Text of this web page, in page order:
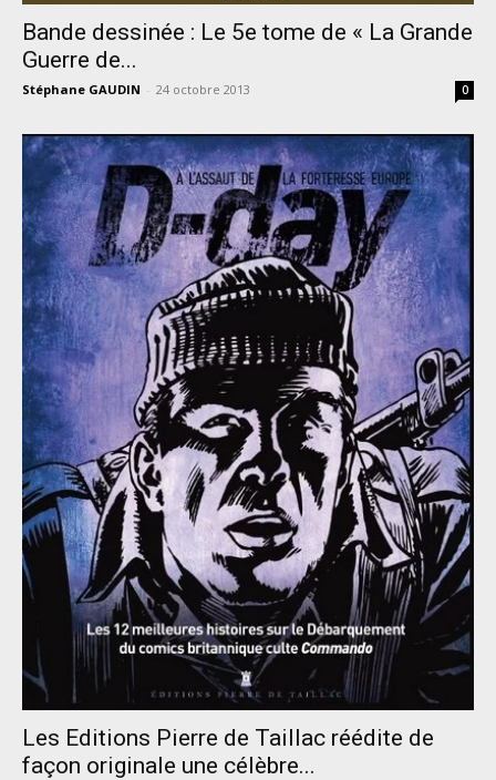
Bande dessinée : Le 5e tome de « La Grande
Guerre de...
Stéphane GAUDIN - 24 octobre 2013 0
Les Editions Pierre de Taillac réédite de
façon originale une célèbre...